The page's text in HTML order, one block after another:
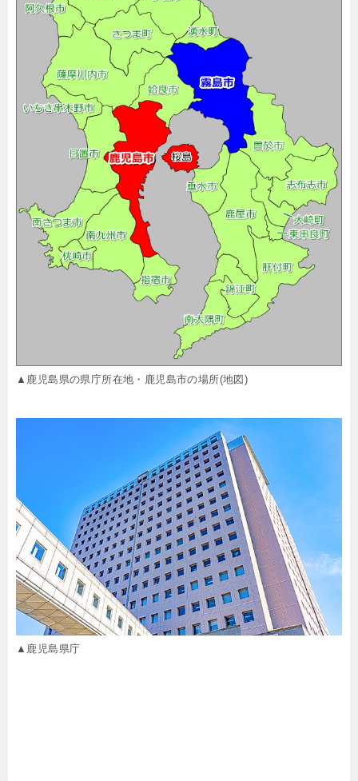
▲鹿児島県の県庁所在地・鹿児島市の場所(地図)
▲鹿児島県庁